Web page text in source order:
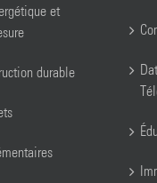
et
durable